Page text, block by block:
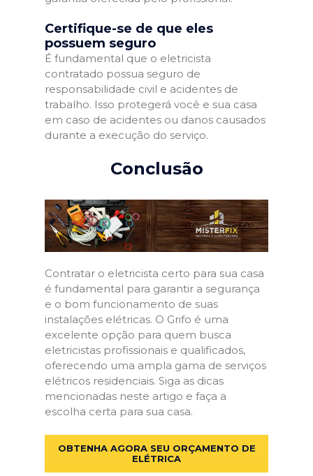
Certifique-se de que eles
possuem seguro
É fundamental que o eletricista
contratado possua seguro de
responsabilidade civil e acidentes de
trabalho. Isso protegerá você e sua casa
em caso de acidentes ou danos causados
durante a execução do serviço.
Conclusão
Contratar o eletricista certo para sua casa
é fundamental para garantir a segurança
e o bom funcionamento de suas
instalações elétricas. O Grifo é uma
excelente opção para quem busca
eletricistas profissionais e qualificados,
oferecendo uma ampla gama de serviços
elétricos residenciais. Siga as dicas
mencionadas neste artigo e faça a
escolha certa para sua casa.
OBTENHA AGORA SEU ORÇAMENTO DE
ELÉTRICA